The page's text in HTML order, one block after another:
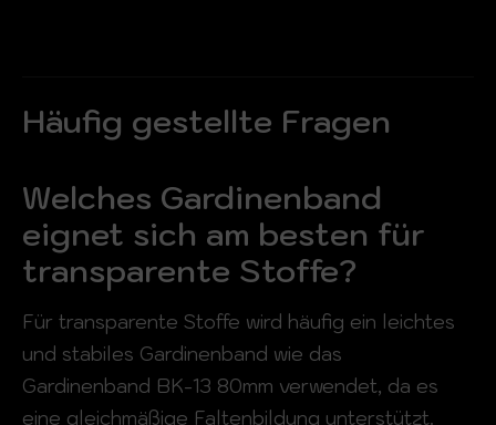
Häufig gestellte Fragen
Welches Gardinenband
eignet sich am besten für
transparente Stoffe?
Für transparente Stoffe wird häufig ein leichtes
und stabiles Gardinenband wie das
Gardinenband BK-13 80mm verwendet, da es
eine gleichmäßige Faltenbildung unterstützt.